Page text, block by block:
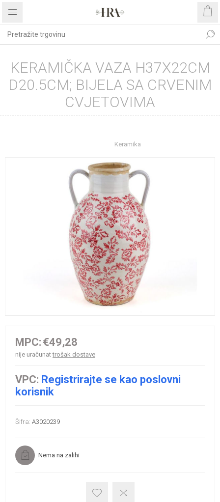
KERAMIČKA VAZA H37X22CM
D20.5CM; BIJELA SA CRVENIM
CVJETOVIMA
Keramika
MPC: €49,28
nije uračunattrošak dostave
VPC: Registrirajte se kao poslovni
korisnik
Šifra: A3020239
Nema na zalihi